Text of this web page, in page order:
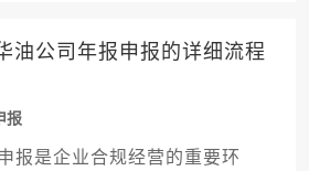
油公司年报申报的详细流程
报
报是企业合规经营的重要环